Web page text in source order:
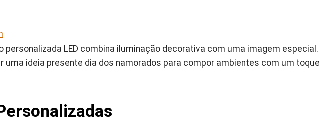
personalizada LED combina iluminação decorativa com uma imagem especial.
uma ideia presente dia dos namorados para compor ambientes com um toque